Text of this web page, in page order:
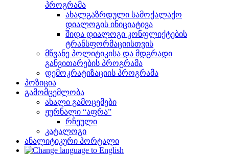
პროგრამა
ახალგაზრდული სამოქალაქო
დიალოგის ინიციატივა
შიდა დიალოგი კონფლიქტების
ტრანსფორმაციისთვის
მწვანე პოლიტიკისა და მდგრადი
განვითარების პროგრამა
დემოკრატიზაციის პროგრამა
პოზიცია
გამომცემლობა
ახალი გამოცემები
ჟურნალი “აფრა”
რჩეული
კატალოგი
ანალიტიკური პორტალი